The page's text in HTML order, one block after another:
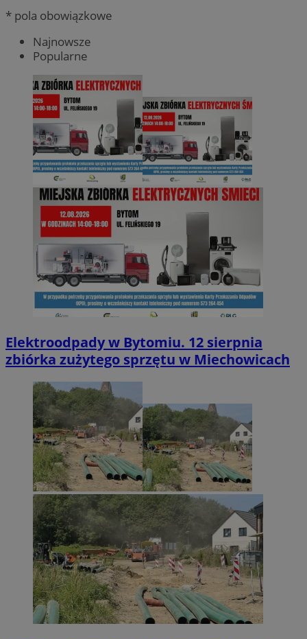
* pola obowiązkowe
Najnowsze
Popularne
Elektroodpady w Bytomiu. 12 sierpnia
zbiórka zużytego sprzętu w Miechowicach